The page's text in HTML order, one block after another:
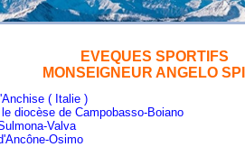
EVEQUES SPORTIFS
MONSEIGNEUR ANGELO
( Italie )
de Campobasso-Boiano
Valva
Osimo